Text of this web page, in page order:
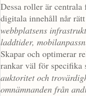
Dessa roller är
digitala innehåll når
webbplatsens
laddtider,
Skapar och optimerar
rankar väl för specifika
auktoritet och
omnämnanden från